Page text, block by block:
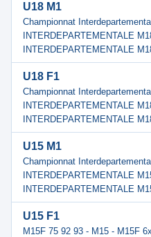
U18 M1
Championnat
INTERDEPARTEMENTALE
INTERDEPARTEMENTALE
U18 F1
Championnat
INTERDEPARTEMENTALE
INTERDEPARTEMENTALE
U15 M1
Championnat
INTERDEPARTEMENTALE
INTERDEPARTEMENTALE
U15 F1
M15F 75 92 93 - M15 - M15F